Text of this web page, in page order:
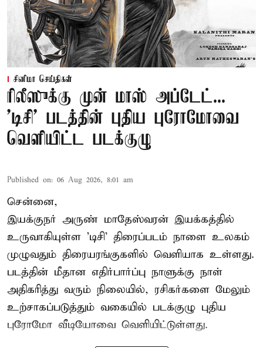
சினிமா செய்திகள்
ரிலீஸுக்கு முன் மாஸ் அப்டேட்...
'டிசி' படத்தின் புதிய புரோமோவை
வெளியிட்ட படக்குழு
Published on: 06 Aug 2026, 8:01 am
சென்னை,
இயக்குநர் அருண் மாதேஸ்வரன் இயக்கத்தில்
உருவாகியுள்ள 'டிசி' திரைப்படம் நாளை உலகம்
முழுவதும் திரையரங்குகளில் வெளியாக உள்ளது.
படத்தின் மீதான எதிர்பார்ப்பு நாளுக்கு நாள்
அதிகரித்து வரும் நிலையில், ரசிகர்களை மேலும்
உற்சாகப்படுத்தும் வகையில் படக்குழு புதிய
புரோமோ வீடியோவை வெளியிட்டுள்ளது.